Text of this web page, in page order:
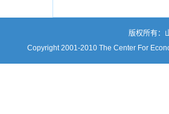
版权所有：
Copyright 2001-2010 The Center For